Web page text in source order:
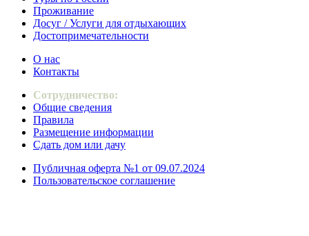
Проживание
Досуг / Услуги для отдыхающих
Достопримечательности
О нас
Контакты
Сотрудничество:
Общие сведения
Правила
Размещение информации
Сдать дом или дачу
Публичная оферта №1 от 09.07.2024
Пользовательское соглашение